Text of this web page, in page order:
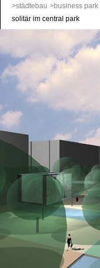
>städtebau >business park
solitär im central park